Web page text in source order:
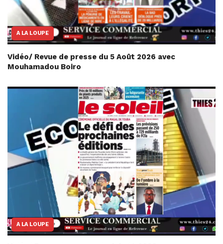
A LA LOUPE
Vidéo/ Revue de presse du 5 Août 2026 avec
Mouhamadou Boiro
A LA LOUPE